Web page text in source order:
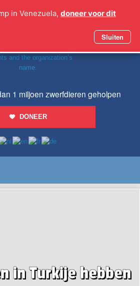
1 miljoen zwerfdieren geholpen
DONEER
in Turkije hebben
in Venezuela, doneer voor dit
Sluiten